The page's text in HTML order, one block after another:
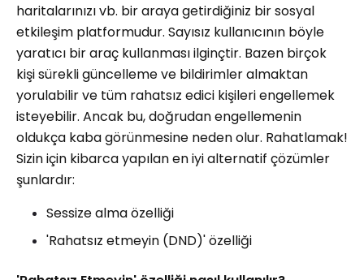
haritalarınızı vb. bir araya getirdiğiniz bir sosyal
etkileşim platformudur. Sayısız kullanıcının böyle
yaratıcı bir araç kullanması ilginçtir. Bazen birçok
kişi sürekli güncelleme ve bildirimler almaktan
yorulabilir ve tüm rahatsız edici kişileri engellemek
isteyebilir. Ancak bu, doğrudan engellemenin
oldukça kaba görünmesine neden olur. Rahatlamak!
Sizin için kibarca yapılan en iyi alternatif çözümler
şunlardır:
Sessize alma özelliği
'Rahatsız etmeyin (DND)' özelliği